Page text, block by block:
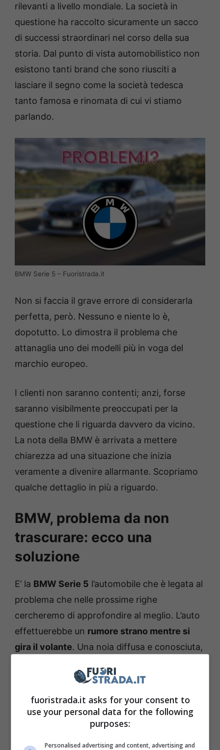
rilevanti a livello mondiale. La società in
questione ha raccolto sicuramente un sacco
di successi straordinari nel corso della sua
storia. Dal punto di vista automobilistico non
esistono tanti brand che sono riusciti a
lasciare il segno come la società tedesca
tanto famosa e rinomata di cui vi stiamo
parlando.
BMW Serie 5 – Fuoristrada.it
Non si faccia il grave errore di considerarla
perfetta, però. Nessuno e niente lo è,
dopotutto. Lo dimostra il problema che
attanaglia uno dei modelli più in voga del
marchio europeo.
I clienti non saranno contenti; anzi, forse
saranno visibilmente preoccupati per la
questione che li riguarda davvero da vicino.
La nota della BMW è arrivata a mettere
chiarezza ad una situazione che inizia
veramente a divenire allarmante. Scopriamo
qualche dettaglio in più a riguardo.
BMW, problema da non
trascurare: ecco una
soluzione
E’ la BMW Serie 5 l’automobile che è legata al
problema che nelle prossime righe
cercheremo di approfondire al meglio. L’auto
effettuerebbe un rumore strano mentre si
gira il volante. Una noia diffusa e conosciuta,
nota ufficiale in merito. Questo difetto si
verifica nella forma di un ticchettio che parte
dalle ruote anteriori e arriva fino allo sterzo. Il
rumore alle ruote della BMW Serie 5 si verifica
in determinate condizioni; se l’auto è una
fuoristrada.it asks for your consent to
use your personal data for the following
purposes:
Personalised advertising and content, advertising and